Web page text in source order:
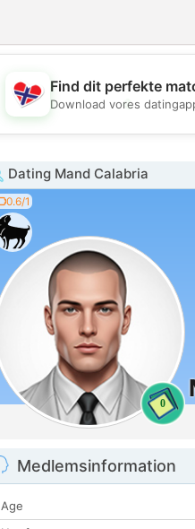
💖
Find dit perfekte
Download vores
Dating Mand Calabria
0.6/1
0
Medlemsinformation
Age